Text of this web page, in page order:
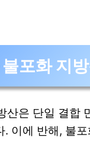
포화 지방
산은 단일 결합
. 이에 반해, 불